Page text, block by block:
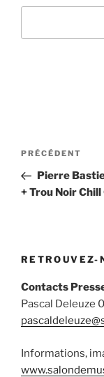
Navigation
l’article
Article
précédent
PRÉCÉDENT
Pierre
+ Trou Noir
RETROUVEZ-
Contacts
Pascal Deleuze
Informations,